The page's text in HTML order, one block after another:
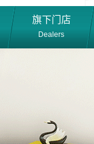
旗下门店
Dealers